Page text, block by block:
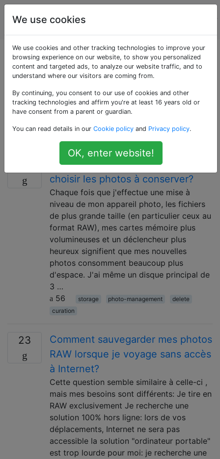
La
photographie
Questions marquées
«storage»
Les moyens et les méthodologies de conserver en
et autres articles liés à la photographie à la maison ou
Quelle est la bonne stratégie pour
choisir les photos à conserver?
Chaque fois que j'effectue une mise à
niveau de mon appareil photo, les fichiers
de plus grande taille (en particulier ceux au
format RAW), mes cartes mémoire plus
volumineuses et un déclencheur plus
heureux signifient que mes nouvelles
photos consomment beaucoup plus
d'espace. J'ai même un disque principal de
3 …
56
storage photo-management
delete
curation
23
Comment sauvegarder mes photos
RAW lorsque je voyage sans accès
à Internet?
Cette question semble similaire à celle-ci ,
mais mes besoins sont différents: Je tire en
RAW exclusivement Je recherche une
solution 100% hors ligne: lors de vos
déplacements, Internet ne sera pas
accessible la solution "ordinateur portable"
est trop lourde pour moi: je recherche une
We use cookies
We use cookies and other tracking technologies to improve your
browsing experience on our website, to show you personalized
content and targeted ads, to analyze our website traffic, and to
understand where our visitors are coming from.
By continuing, you consent to our use of cookies and other
tracking technologies and affirm you're at least 16 years old or
have consent from a parent or guardian.
You can read details in our Cookie policy and Privacy policy.
OK, enter website!